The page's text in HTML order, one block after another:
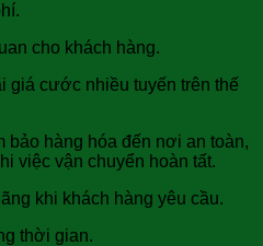
cho khách hàng.
giá cước nhiều tuyến trên thế
bảo hàng hóa đến nơi an toàn,
việc vận chuyển hoàn tất.
khi khách hàng yêu cầu.
thời gian.